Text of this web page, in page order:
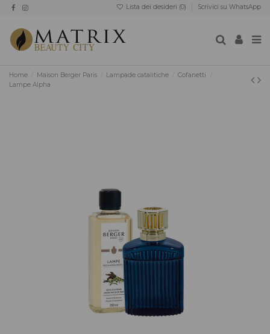
Lista dei desideri (0) Scrivici su WhatsApp
Home Maison Berger Paris Lampade catalitiche
Cofanetti
Lampe Alpha